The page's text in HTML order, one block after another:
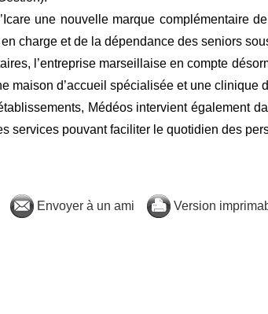
une nouvelle marque complémentaire
charge et de la dépendance des seniors
l’entreprise marseillaise en compte
maison d’accueil spécialisée et une clinique
Médéos intervient également
services pouvant faciliter le quotidien des
Envoyer à un ami Version